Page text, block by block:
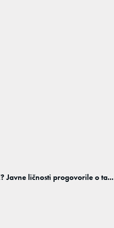
Javne ličnosti progovorile o ta...